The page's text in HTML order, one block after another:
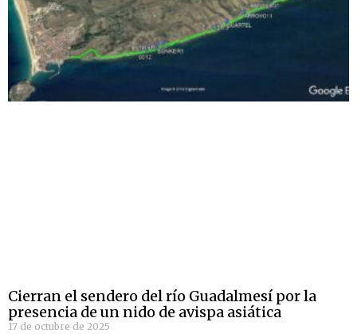
Cierran el sendero del río Guadalmesí por la
presencia de un nido de avispa asiática
17 de octubre de 2025